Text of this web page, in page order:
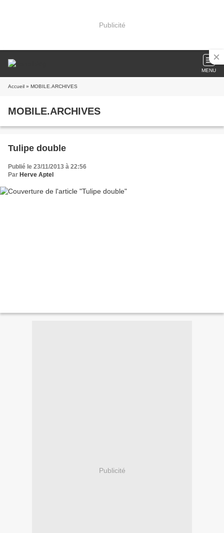
Publicité
MENU
Accueil » MOBILE.ARCHIVES
MOBILE.ARCHIVES
Tulipe double
Publié le 23/11/2013 à 22:56
Par Herve Aptel
Publicité